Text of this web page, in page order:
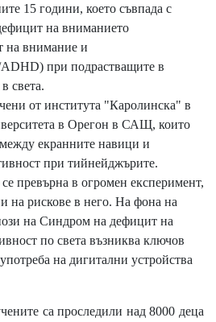
15 години, което съвпада с
на вниманието
на внимание и
при подрастващите в
света.
от института "Каролинска" в
в Орегон в САЩ, които
екранните навици и
при тийнейджърите.
превърна в огромен експеримент,
на рискове в него. На фона на
на Синдром на дефицит на
по света възниква ключов
на дигитални устройства
са проследили над 8000 деца